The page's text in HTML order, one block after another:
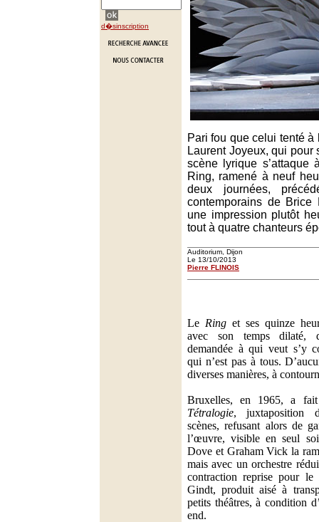
d�sinscription
Pari fou que celui tenté à
Laurent Joyeux, qui pour
scène lyrique
Ring, ramené à neuf
deux journées,
contemporains de
une impression plutôt
tout à quatre chanteurs
Auditorium, Dijon
Le 13/10/2013
Pierre FLINOIS
Le Ring et ses quinze
avec son temps dilaté,
demandée à qui veut s’y
qui n’est pas à tous.
diverses manières, à
Bruxelles, en 1965, a
Tétralogie, juxtaposition
scènes, refusant alors de
l’œuvre, visible en seul
Dove et Graham Vick la
mais avec un orchestre
contraction reprise pour le
Gindt, produit aisé à
petits théâtres, à condition
end.